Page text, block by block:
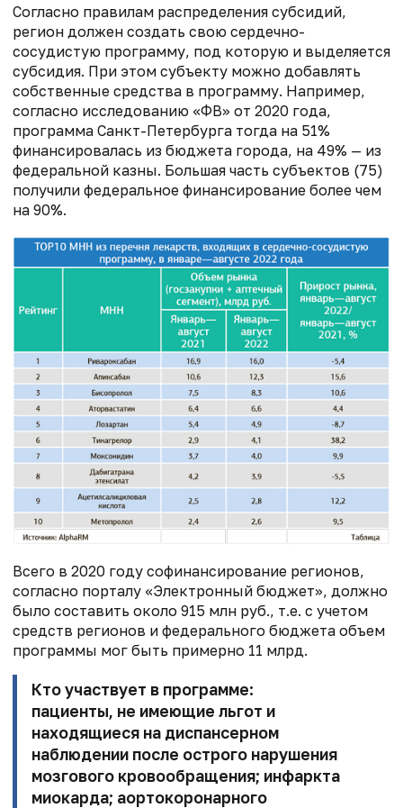
Согласно правилам распределения субсидий,
регион должен создать свою сердечно-
сосудистую программу, под которую и выделяется
субсидия. При этом субъекту можно добавлять
собственные средства в программу. Например,
согласно исследованию «ФВ» от 2020 года,
программа Санкт-Петербурга тогда на 51%
финансировалась из бюджета города, на 49% — из
федеральной казны. Большая часть субъектов (75)
получили федеральное финансирование более чем
на 90%.
Всего в 2020 году софинансирование регионов,
согласно порталу «Электронный бюджет», должно
было составить около 915 млн руб., т.е. с учетом
средств регионов и федерального бюджета объем
программы мог быть примерно 11 млрд.
Кто участвует в программе:
пациенты, не имеющие льгот и
находящиеся на диспансерном
наблюдении после острого нарушения
мозгового кровообращения; инфаркта
миокарда; аортокоронарного